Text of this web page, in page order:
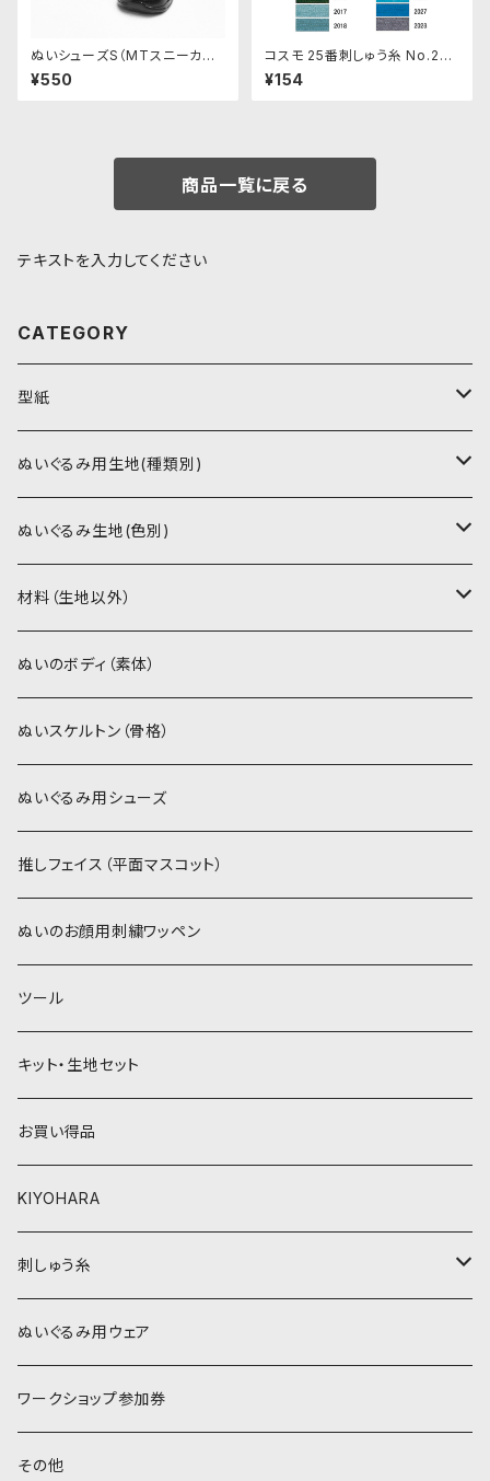
ぬいシューズS（MTスニーカー・
ブラック）｜身長11cm前後のぬ
いぐるみ用ソフビ靴
¥550
コスモ 25番刺しゅう糸 No.200
9‾2028
¥154
商品一覧に戻る
テキストを入力してください
CATEGORY
型紙
書籍（紙の本）
PDFデータ（ダウンロード）
ぬいぐるみ用生地(種類別)
ソフトボア（短毛）
ソフトボア（5mm）
ぬいトリコット
スキンカラー生地
カーリーベルボア
パウダーボア（4mm）
ウィッグボア（8cm）
ぬいぐるみ生地(色別)
ソフトボア
スキンカラー系
白系
黄色・クリーム系
ベージュ・ブラウン系
ぬいトリコット
スキンカラー系
白系
黄色・クリーム系
ベージュ・ブラウン系
材料（生地以外）
アイロン接着シート
ステッチカラー
ミニワッペン
リボン
ぬいのボディ（素体）
ぬいスケルトン（骨格）
ぬいぐるみ用シューズ
推しフェイス（平面マスコット）
ぬいのお顔用刺繍ワッペン
ツール
キット・生地セット
お買い得品
KIYOHARA
刺しゅう糸
COSMO 25番刺しゅう糸
ぬいぐるみ用ウェア
ワークショップ参加券
その他